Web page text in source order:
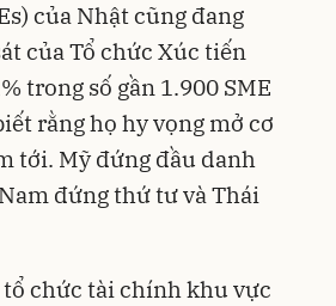
của Nhật cũng đang
của Tổ chức Xúc tiến
trong số gần 1.900 SME
rằng họ hy vọng mở cơ
tới. Mỹ đứng đầu danh
đứng thứ tư và Thái
chức tài chính khu vực